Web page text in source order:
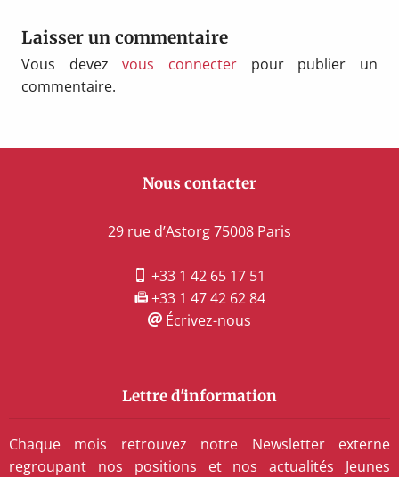
l’article
Laisser un commentaire
Vous devezvous connecter pour publier un
commentaire.
Nous contacter
29 rue d’Astorg 75008 Paris
+33 1 42 65 17 51
+33 1 47 42 62 84
Écrivez-nous
Lettre d'information
Chaque mois retrouvez notre Newsletter externe
regroupant nos positions et nos actualités Jeunes